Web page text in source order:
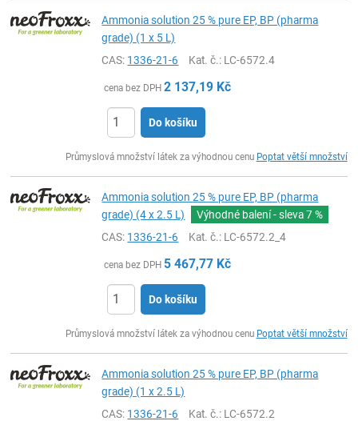
Ammonia solution 25 % pure EP, BP (pharma
grade) (1 x 5 L)
CAS: 1336-21-6 Kat. č.: LC-6572.4
cena bez DPH 2 137,19 Kč
Do košíku
Průmyslová množství látek za výhodnou cenu Poptat větší množství
Ammonia solution 25 % pure EP, BP (pharma
grade) (4 x 2.5 L)
Výhodné balení - sleva7 %
CAS: 1336-21-6 Kat. č.: LC-6572.2_4
cena bez DPH 5 467,77 Kč
Do košíku
Průmyslová množství látek za výhodnou cenu Poptat větší množství
Ammonia solution 25 % pure EP, BP (pharma
grade) (1 x 2.5 L)
CAS: 1336-21-6 Kat. č.: LC-6572.2